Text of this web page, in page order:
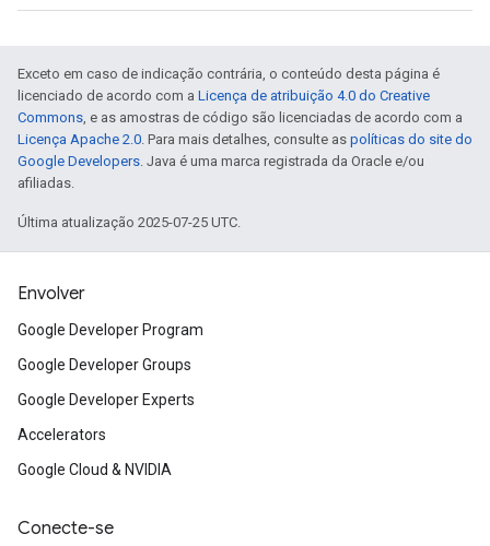
Exceto em caso de indicação contrária, o conteúdo desta página é
licenciado de acordo com a Licença de atribuição 4.0 do Creative
Commons, e as amostras de código são licenciadas de acordo com a
Licença Apache 2.0. Para mais detalhes, consulte as políticas do site do
Google Developers. Java é uma marca registrada da Oracle e/ou
afiliadas.
Última atualização 2025-07-25 UTC.
Envolver
Google Developer Program
Google Developer Groups
Google Developer Experts
Accelerators
Google Cloud & NVIDIA
Conecte-se